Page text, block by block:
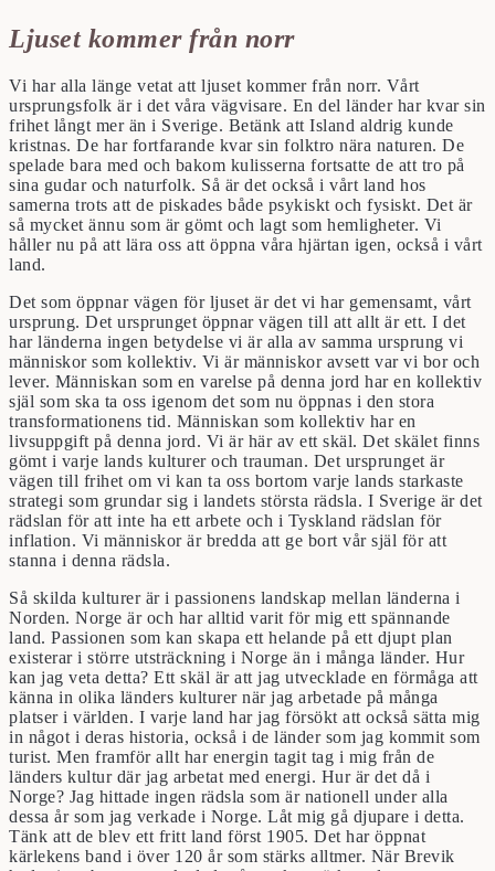
Ljuset kommer från norr
Vi har alla länge vetat att ljuset kommer från norr. Vårt
ursprungsfolk är i det våra vägvisare. En del länder har kvar sin
frihet långt mer än i Sverige. Betänk att Island aldrig kunde
kristnas. De har fortfarande kvar sin folktro nära naturen. De
spelade bara med och bakom kulisserna fortsatte de att tro på
sina gudar och naturfolk. Så är det också i vårt land hos
samerna trots att de piskades både psykiskt och fysiskt. Det är
så mycket ännu som är gömt och lagt som hemligheter. Vi
håller nu på att lära oss att öppna våra hjärtan igen, också i vårt
land.
Det som öppnar vägen för ljuset är det vi har gemensamt, vårt
ursprung. Det ursprunget öppnar vägen till att allt är ett. I det
har länderna ingen betydelse vi är alla av samma ursprung vi
människor som kollektiv. Vi är människor avsett var vi bor och
lever. Människan som en varelse på denna jord har en kollektiv
själ som ska ta oss igenom det som nu öppnas i den stora
transformationens tid. Människan som kollektiv har en
livsuppgift på denna jord. Vi är här av ett skäl. Det skälet finns
gömt i varje lands kulturer och trauman. Det ursprunget är
vägen till frihet om vi kan ta oss bortom varje lands starkaste
strategi som grundar sig i landets största rädsla. I Sverige är det
rädslan för att inte ha ett arbete och i Tyskland rädslan för
inflation. Vi människor är bredda att ge bort vår själ för att
stanna i denna rädsla.
Så skilda kulturer är i passionens landskap mellan länderna i
Norden. Norge är och har alltid varit för mig ett spännande
land. Passionen som kan skapa ett helande på ett djupt plan
existerar i större utsträckning i Norge än i många länder. Hur
kan jag veta detta? Ett skäl är att jag utvecklade en förmåga att
känna in olika länders kulturer när jag arbetade på många
platser i världen. I varje land har jag försökt att också sätta mig
in något i deras historia, också i de länder som jag kommit som
turist. Men framför allt har energin tagit tag i mig från de
länders kultur där jag arbetat med energi. Hur är det då i
Norge? Jag hittade ingen rädsla som är nationell under alla
dessa år som jag verkade i Norge. Låt mig gå djupare i detta.
Tänk att de blev ett fritt land först 1905. Det har öppnat
kärlekens band i över 120 år som stärks alltmer. När Brevik